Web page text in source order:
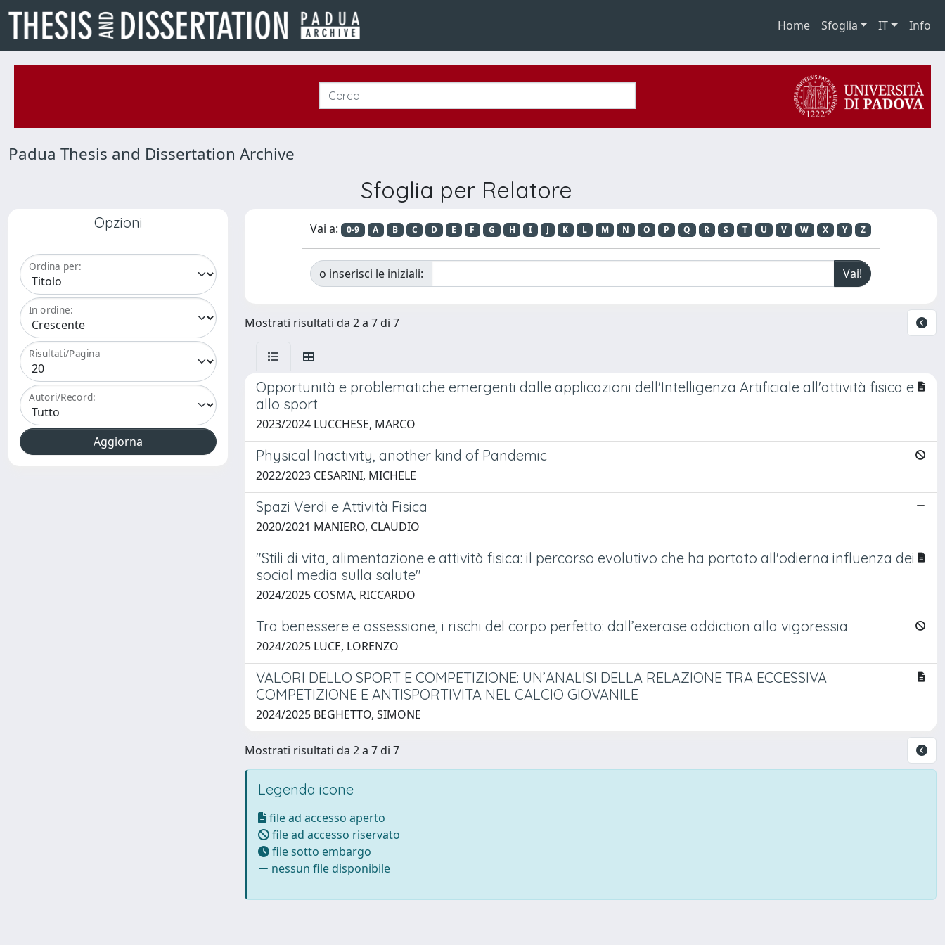
Home Sfoglia IT Info
Padua Thesis and Dissertation Archive
Sfoglia per Relatore
Opzioni
Ordina per:
In ordine:
Risultati/Pagina
Autori/Record:
Vai a: 0-9 A B C D E F G H I J K L M N O P Q R S T U V W X Y Z
o inserisci le iniziali:
Mostrati risultati da 2 a 7 di 7
Opportunità e problematiche emergenti dalle applicazioni dell'Intelligenza Artificiale all'attività fisica e
allo sport
2023/2024 LUCCHESE, MARCO
Physical Inactivity, another kind of Pandemic
2022/2023 CESARINI, MICHELE
Spazi Verdi e Attività Fisica
2020/2021 MANIERO, CLAUDIO
"Stili di vita, alimentazione e attività fisica: il percorso evolutivo che ha portato all'odierna influenza dei
social media sulla salute"
2024/2025 COSMA, RICCARDO
Tra benessere e ossessione, i rischi del corpo perfetto: dall’exercise addiction alla vigoressia
2024/2025 LUCE, LORENZO
VALORI DELLO SPORT E COMPETIZIONE: UN’ANALISI DELLA RELAZIONE TRA ECCESSIVA
COMPETIZIONE E ANTISPORTIVITA NEL CALCIO GIOVANILE
2024/2025 BEGHETTO, SIMONE
Mostrati risultati da 2 a 7 di 7
Legenda icone
file ad accesso aperto
file ad accesso riservato
file sotto embargo
nessun file disponibile